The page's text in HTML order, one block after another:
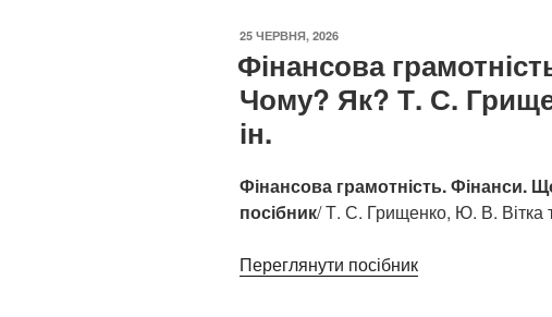
ОПУБЛІКОВАНО
25 ЧЕРВНЯ, 2026
Фінансова
Чому? Як? Т. С.
ін.
Фінансова грамотність. Фінанси.
посібник/ Т. С. Грищенко, Ю. В. Вітка
Переглянути посібник